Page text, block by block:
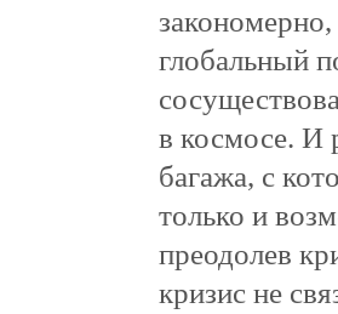
закономерно,
глобальный
в космосе. И
багажа, с
только и
преодолев
кризис не